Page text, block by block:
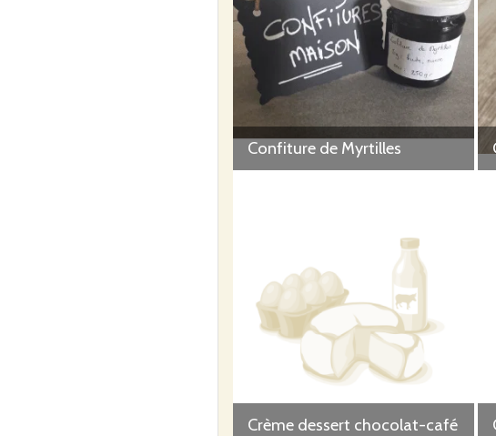
Confiture de Myrtilles
Crème dessert chocolat-café